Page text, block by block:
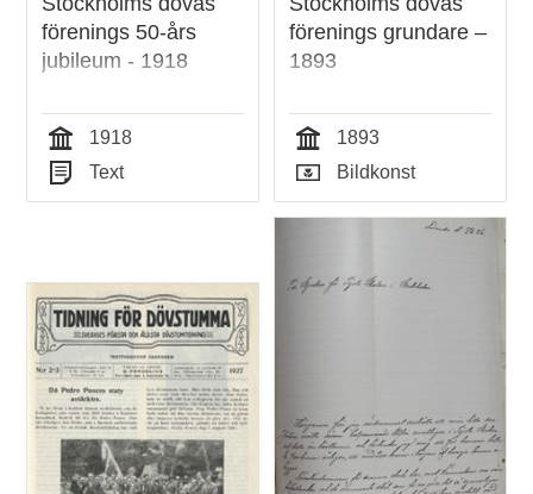
förenings 50-års
jubileum - 1918
Tid
1918
Typ
Text
förenings grundare –
1893
Tid
1893
Typ
Bildkonst